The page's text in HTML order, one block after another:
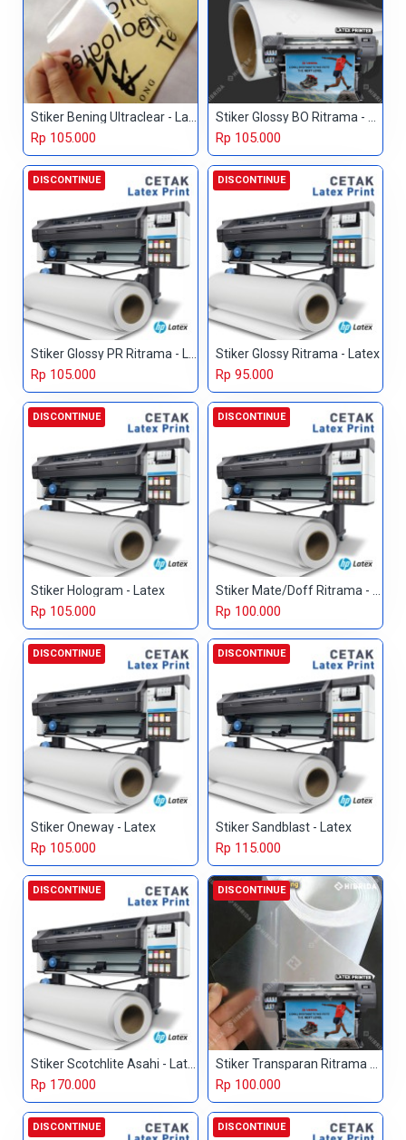
Stiker Bening Ultraclear - Latex
Rp 105.000
Stiker Glossy BO Ritrama - Latex
Rp 105.000
DISCONTINUE
Stiker Glossy PR Ritrama - Latex
Rp 105.000
DISCONTINUE
Stiker Glossy Ritrama - Latex
Rp 95.000
DISCONTINUE
Stiker Hologram - Latex
Rp 105.000
DISCONTINUE
Rp 100.000
DISCONTINUE
Stiker Oneway - Latex
Rp 105.000
DISCONTINUE
Stiker Sandblast - Latex
Rp 115.000
DISCONTINUE
Rp 170.000
DISCONTINUE
Rp 100.000
DISCONTINUE DISCONTINUE